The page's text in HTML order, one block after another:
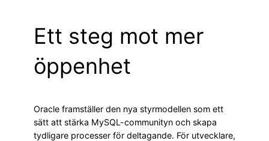
Ett steg mot mer
öppenhet
Oracle framställer den nya styrmodellen som ett
sätt att stärka MySQL-communityn och skapa
tydligare processer för deltagande. För utvecklare,